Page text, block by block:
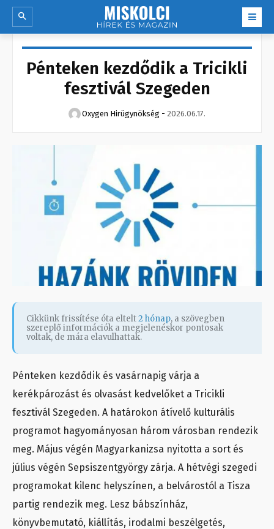
Pénteken kezdődik a Tricikli
fesztivál Szegeden
Oxygen Hirügynökség - 2026.06.17.
Cikkünk frissítése óta eltelt2 hónap, a szövegben
szereplő információk a megjelenéskor pontosak
voltak, de mára elavulhattak.
Pénteken kezdődik és vasárnapig várja a
kerékpározást és olvasást kedvelőket a Tricikli
fesztivál Szegeden. A határokon átívelő kulturális
programot hagyományosan három városban rendezik
meg. Május végén Magyarkanizsa nyitotta a sort és
július végén Sepsiszentgyörgy zárja. A hétvégi szegedi
programokat kilenc helyszínen, a belvárostól a Tisza
partig rendezik meg. Lesz bábszínház,
könyvbemutató, kiállítás, irodalmi beszélgetés,